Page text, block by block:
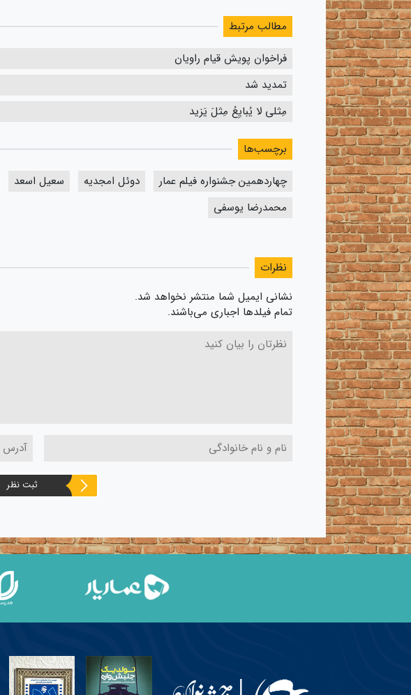
مطالب مرتبط
فراخوان پویش قیام راویان
تمدید شد
مِثلی لا یُبایِعُ مِثلَ یَزید
برچسب‌ها
چهاردهمین جشنواره فیلم عمار
دوئل امجدیه سعیل اسعد
محمدرضا یوسفی
نظرات
نشانی ایمیل شما منتشر نخواهد شد.
تمام فیلدها اجباری می‌باشند.
ثبت نظر